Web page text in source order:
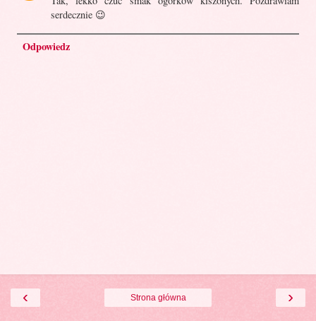
serdecznie 😉
Odpowiedz
‹ ›
Strona główna